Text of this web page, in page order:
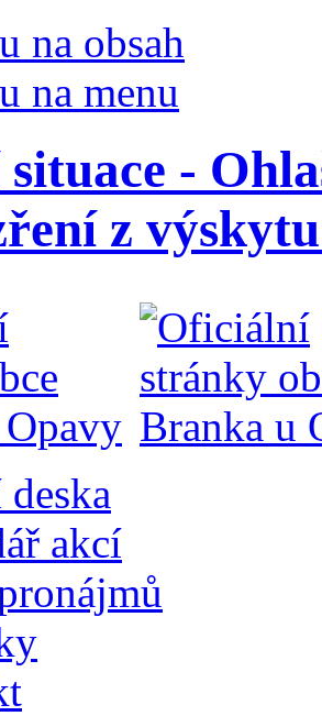
na obsah
na menu
-
z
akcí